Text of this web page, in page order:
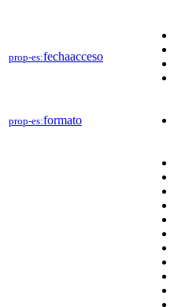
prop-es:fechaacceso
prop-es:formato